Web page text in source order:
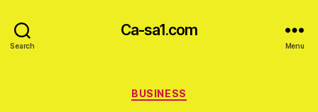
Search
Ca-sa1.com
Menu
Categories
BUSINESS